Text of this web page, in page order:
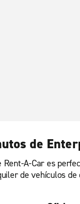
de
A-Car es
de vehículos